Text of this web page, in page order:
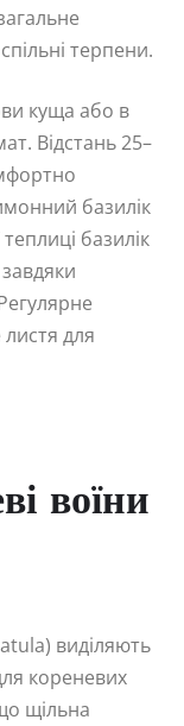
терпени.
куща або в
Відстань 25–
базилік
базилік
для
воїни
виділяють
кореневих
щільна